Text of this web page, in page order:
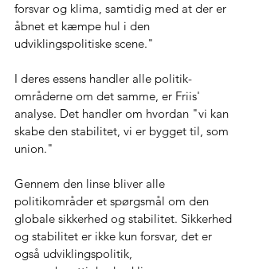
forsvar og klima, samtidig med at der er
åbnet et kæmpe hul i den
udviklingspolitiske scene."
I deres essens handler alle politik-
områderne om det samme, er Friis'
analyse. Det handler om hvordan "vi kan
skabe den stabilitet, vi er bygget til, som
union."
Gennem den linse bliver alle
politikområder et spørgsmål om den
globale sikkerhed og stabilitet. Sikkerhed
og stabilitet er ikke kun forsvar, det er
også udviklingspolitik,